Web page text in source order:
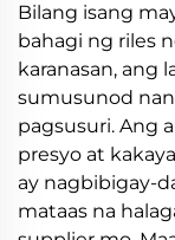
Bilang isang
bahagi ng riles
karanasan, ang
sumusunod
pagsusuri. Ang
presyo at
ay nagbibigay-
mataas na